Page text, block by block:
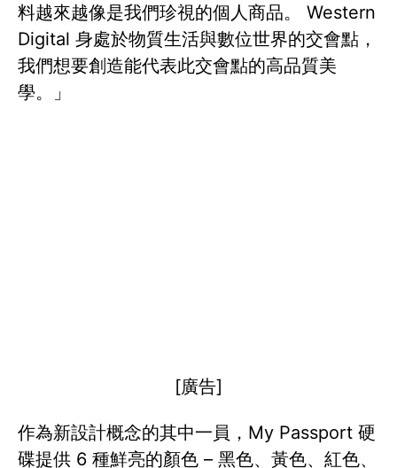
料越來越像是我們珍視的個人商品。 Western
Digital 身處於物質生活與數位世界的交會點，
我們想要創造能代表此交會點的高品質美
學。」
[廣告]
作為新設計概念的其中一員，My Passport 硬
碟提供 6 種鮮亮的顏色 – 黑色、黃色、紅色、